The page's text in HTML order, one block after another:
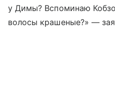
у Димы? Вспоминаю
волосы крашеные?» —